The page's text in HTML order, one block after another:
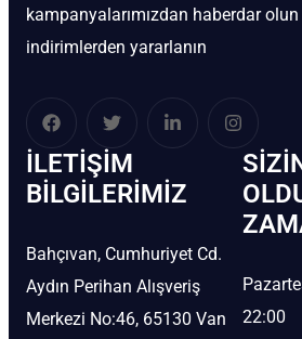
kampanyalarımızdan haberdar
indirimlerden yararlanın
İLETIŞIM
BİLGILERIMIZ
Bahçıvan, Cumhuriyet Cd.
Aydın Perihan Alışveriş
Merkezi No:46, 65130 Van
22:00